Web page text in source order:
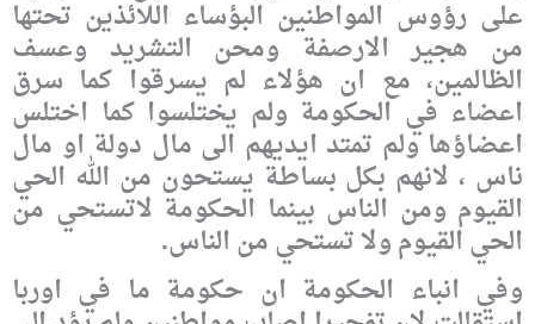
على رؤوس المواطنين البؤساء اللائذين تحتها
من هجير الارصفة ومحن التشريد وعسف
الظالمين، مع ان هؤلاء لم يسرقوا كما سرق
اعضاء في الحكومة ولم يختلسوا كما اختلس
اعضاؤها ولم تمتد ايديهم الى مال دولة او مال
ناس ، لانهم بكل بساطة يستحون من الله الحي
القيوم ومن الناس بينما الحكومة لاتستحي من
الحي القيوم ولا تستحي من الناس.
وفي انباء الحكومة ان حكومة ما في اوربا